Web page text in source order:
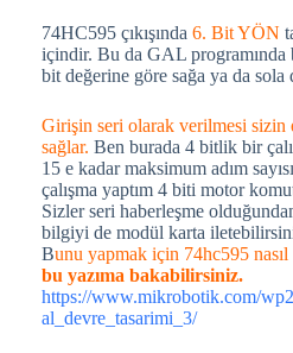
74HC595 çıkışında 6. Bit YÖN
içindir. Bu da GAL
bit değerine göre sağa ya da sola
Girişin seri olarak verilmesi sizin
sağlar. Ben burada 4 bitlik bir
15 e kadar maksimum adım
çalışma yaptım 4 biti motor
Sizler seri haberleşme
bilgiyi de modül karta
Bunu yapmak için 74hc595
bu yazıma bakabilirsiniz.
https://www.mikrobotik.com/
al_devre_tasarimi_3/